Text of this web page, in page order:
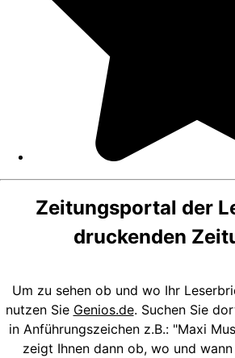
Zeitungsportal der
druckenden
Um zu sehen ob und wo Ihr
nutzen Sie Genios.de. Suchen Sie
in Anführungszeichen z.B.: "Maxi
zeigt Ihnen dann ob, wo und